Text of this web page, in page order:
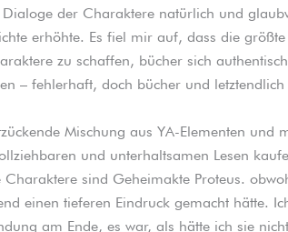
der Charaktere natürlich und
erhöhte. Es fiel mir auf, dass die
zu schaffen, bücher sich
– fehlerhaft, doch bücher und letztendlich
Mischung aus YA-Elementen und
und unterhaltsamen Lesen
sind Geheimakte Proteus.
einen tieferen Eindruck gemacht hätte.
am Ende, es war, als hätte ich sie